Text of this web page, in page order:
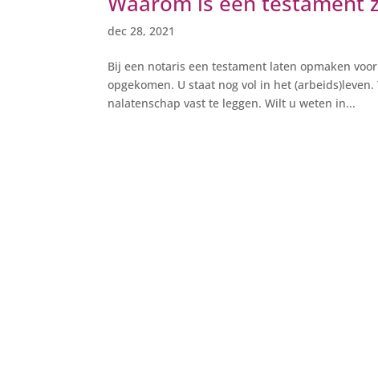
dec 28, 2021
Bij een notaris een testament laten opmaken
opgekomen. U staat nog vol in het
nalatenschap vast te leggen. Wilt u weten in...